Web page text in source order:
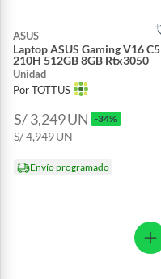
ASUS
Laptop ASUS Gaming V16 C5
210H 512GB 8GB Rtx3050
Unidad
Por TOTTUS
S/ 3,249UN -34%
S/ 4,949UN
Envío programado